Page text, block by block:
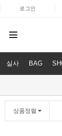
로그인
실사 BAG
상품정렬